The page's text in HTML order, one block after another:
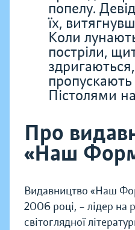
попелу.
їх,
Коли
постріли,
пропускають
Пістолями
Про
«Наш
Видавництво «Наш
2006 році, – лідер на
світоглядної